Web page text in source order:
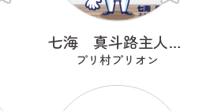
七海 真斗路主人（ナナミ マドロス）
プリ村プリオン